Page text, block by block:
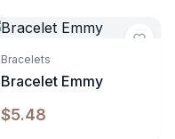
Bracelets
Bracelet Emmy
$5.48